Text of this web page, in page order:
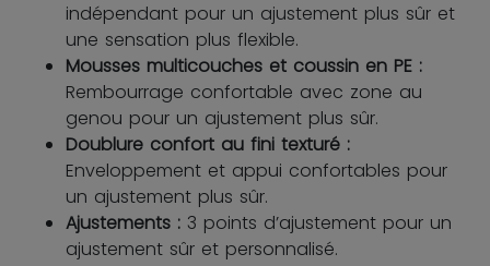
indépendant pour un ajustement plus sûr et
une sensation plus flexible.
Mousses multicouches et coussin en PE :
Rembourrage confortable avec zone au
genou pour un ajustement plus sûr.
Doublure confort au fini texturé :
Enveloppement et appui confortables pour
un ajustement plus sûr.
Ajustements : 3 points d’ajustement pour un
ajustement sûr et personnalisé.